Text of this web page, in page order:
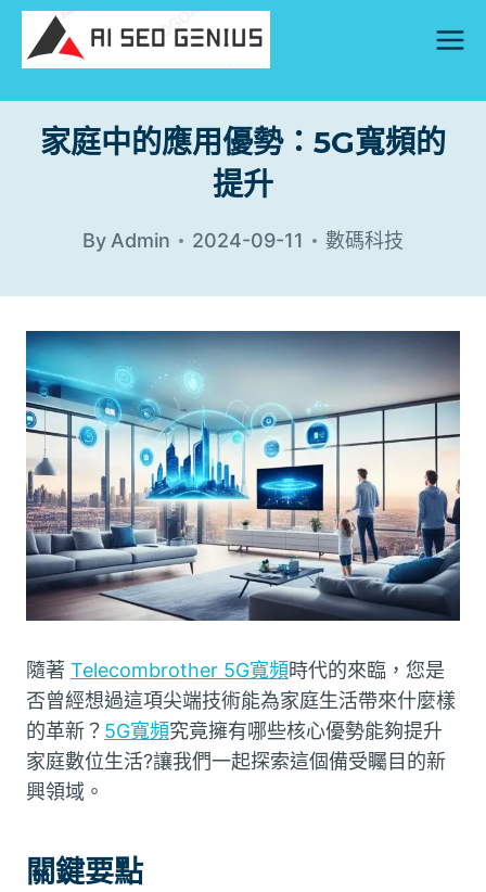
Skip
content
家庭中的應用優勢：5G寬頻的
提升
By Admin 2024-09-11 數碼科技
隨著 Telecombrother 5G寬頻時代的來臨，您是
否曾經想過這項尖端技術能為家庭生活帶來什麼樣
的革新？ 5G寬頻究竟擁有哪些核心優勢能夠提升
家庭數位生活?讓我們一起探索這個備受矚目的新
興領域。
關鍵要點